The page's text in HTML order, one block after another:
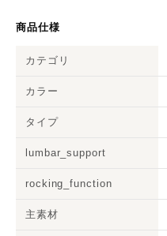
商品仕様
カテゴリ
カラー
タイプ
lumbar_support
rocking_function
主素材